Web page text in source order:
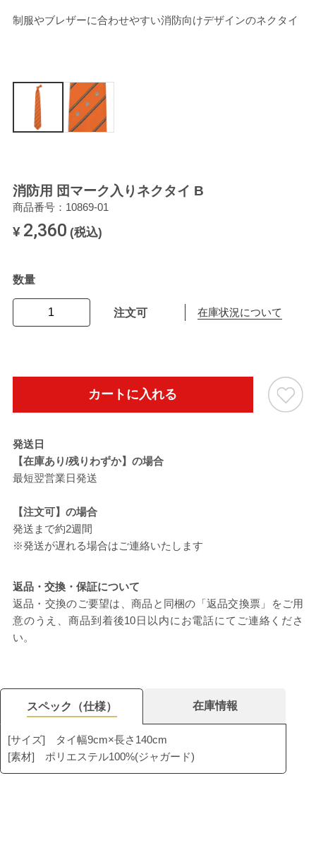
制服やブレザーに合わせやすい消防向けデザインのネクタイ
消防用 団マーク入りネクタイ B
商品番号：10869-01
¥ 2,360 (税込)
数量
注文可 在庫状況について
カートに入れる
発送日
【在庫あり/残りわずか】の場合
最短翌営業日発送
【注文可】の場合
発送まで約2週間
※発送が遅れる場合はご連絡いたします
返品・交換・保証について
返品・交換のご要望は、商品と同梱の「返品交換票」をご用
意のうえ、商品到着後10日以内にお電話にてご連絡くださ
い。
スペック（仕様） 在庫情報
[サイズ] タイ幅9cm×長さ140cm
[素材] ポリエステル100%(ジャガード)